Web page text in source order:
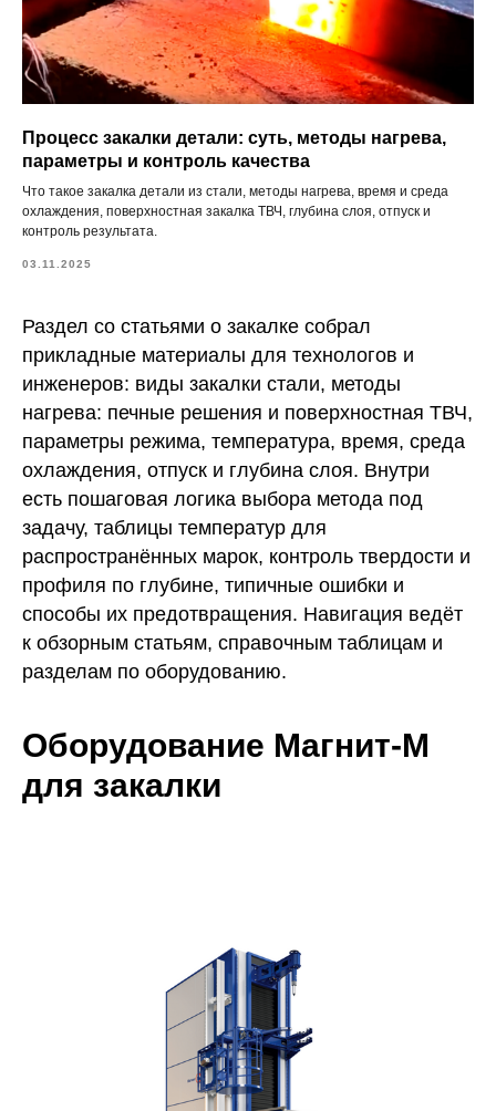
Процесс закалки детали: суть, методы нагрева,
параметры и контроль качества
Что такое закалка детали из стали, методы нагрева, время и среда
охлаждения, поверхностная закалка ТВЧ, глубина слоя, отпуск и
контроль результата.
03.11.2025
Раздел со статьями о закалке собрал
прикладные материалы для технологов и
инженеров: виды закалки стали, методы
нагрева: печные решения и поверхностная ТВЧ,
параметры режима, температура, время, среда
охлаждения, отпуск и глубина слоя. Внутри
есть пошаговая логика выбора метода под
задачу, таблицы температур для
распространённых марок, контроль твердости и
профиля по глубине, типичные ошибки и
способы их предотвращения. Навигация ведёт
к обзорным статьям, справочным таблицам и
разделам по оборудованию.
Оборудование Магнит-М
для закалки